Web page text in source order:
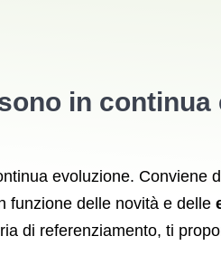
in
evoluzione. Conviene
funzione delle novità e delle
di referenziamento, ti